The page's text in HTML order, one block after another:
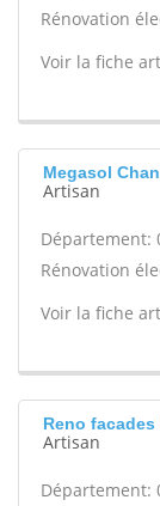
Rénovation
Voir la fiche
Megasol
Artisan
Département:
Rénovation
Voir la fiche
Reno
Artisan
Département: